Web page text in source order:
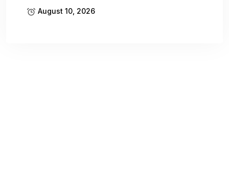
August 10, 2026